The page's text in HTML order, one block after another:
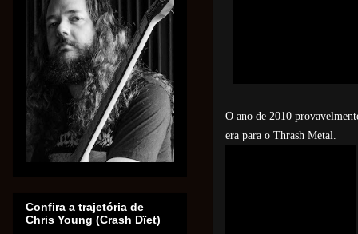
O ano de 2010
era para o Thrash Metal.
Confira a trajetória de
Chris Young (Crash Dïet)